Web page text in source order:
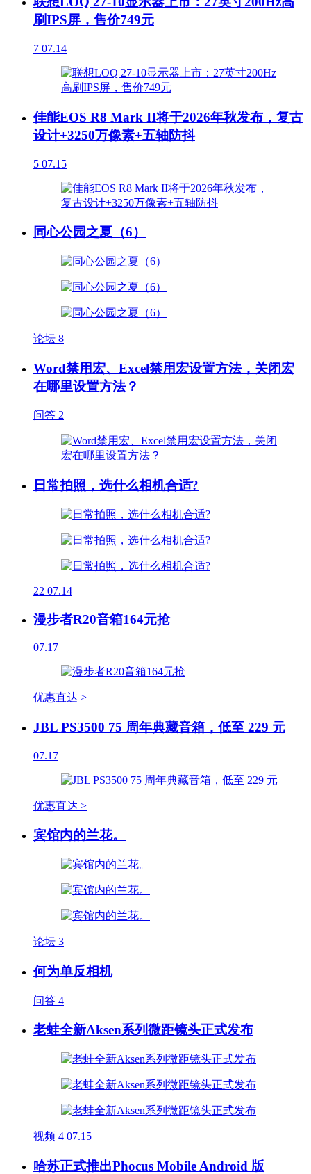
刷IPS屏，售价749元
7 07.14
佳能EOS R8 Mark II将于2026年秋发布，复古
设计+3250万像素+五轴防抖
5 07.15
同心公园之夏（6）
论坛 8
Word禁用宏、Excel禁用宏设置方法，关闭宏
在哪里设置方法？
问答 2
日常拍照，选什么相机合适?
22 07.14
漫步者R20音箱164元抢
07.17
优惠直达 >
JBL PS3500 75 周年典藏音箱，低至 229 元
07.17
优惠直达 >
宾馆内的兰花。
论坛 3
何为单反相机
问答 4
老蛙全新Aksen系列微距镜头正式发布
视频 4 07.15
哈苏正式推出Phocus Mobile Android 版